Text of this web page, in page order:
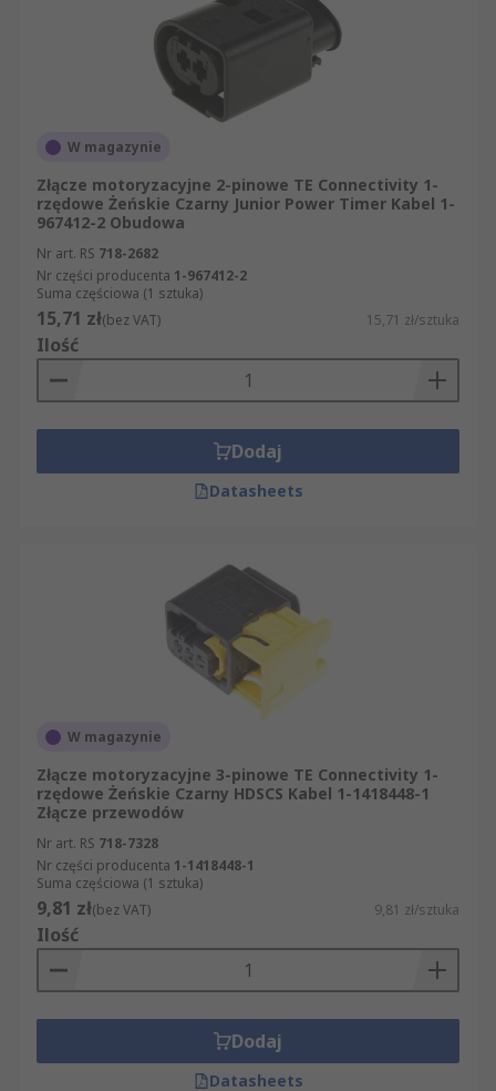
W magazynie
Złącze motoryzacyjne 2-pinowe TE Connectivity 1-
rzędowe Żeńskie Czarny Junior Power Timer Kabel 1-
967412-2 Obudowa
Nr art. RS 718-2682
Nr części producenta 1-967412-2
Suma częściowa (1 sztuka)
15,71 zł(bez VAT) 15,71 zł/sztuka
Ilość
Dodaj
Datasheets
W magazynie
Złącze motoryzacyjne 3-pinowe TE Connectivity 1-
rzędowe Żeńskie Czarny HDSCS Kabel 1-1418448-1
Złącze przewodów
Nr art. RS 718-7328
Nr części producenta 1-1418448-1
Suma częściowa (1 sztuka)
9,81 zł(bez VAT) 9,81 zł/sztuka
Ilość
Dodaj
Datasheets